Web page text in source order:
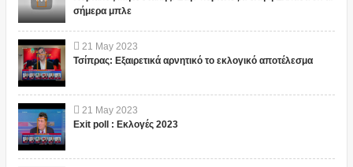
σήμερα μπλε
21 May 2023
Τσίπρας: Εξαιρετικά αρνητικό το εκλογικό αποτέλεσμα
21 May 2023
Exit poll : Εκλογές 2023